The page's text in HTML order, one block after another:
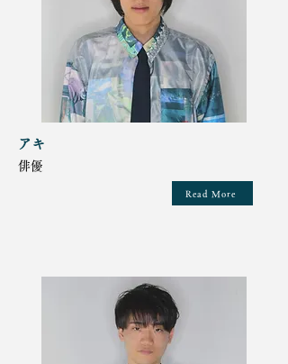
アキ
俳優
Read More